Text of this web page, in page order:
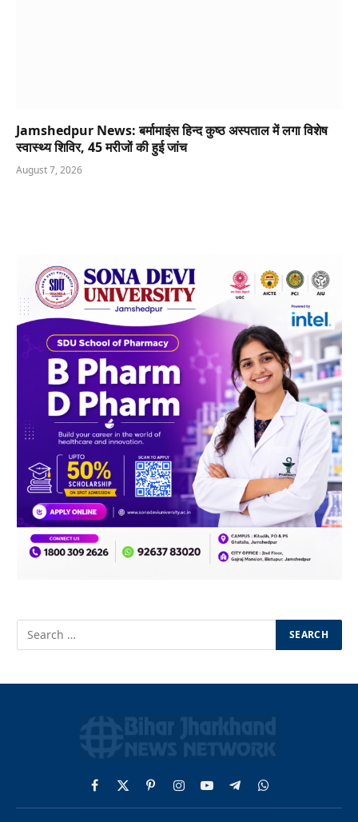
Jamshedpur News: बर्मामाइंस हिन्द कुष्ठ अस्पताल में लगा विशेष
स्वास्थ्य शिविर, 45 मरीजों की हुई जांच
August 7, 2026
Facebook
X
(Twitter)
PinterestInstagram
YouTubeTelegramWhatsApp